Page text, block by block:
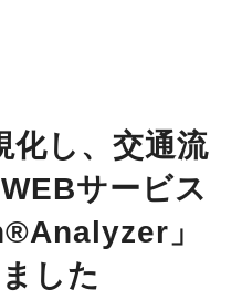
化し、交通流
サービス
」
した